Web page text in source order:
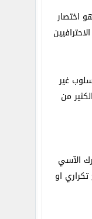
اختصار
أفضَل الاحترافيين
غير
من
12 يوم والمتوسط المتحرك الآسي
او